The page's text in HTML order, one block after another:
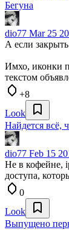
Бегуна
dio77 Mar 25
А если
Имхо, иконки
текстом
+8
Look
Найдется всё,
dio77 Feb 15
Не в кофейне,
доступа,
0
Look
Выпущено